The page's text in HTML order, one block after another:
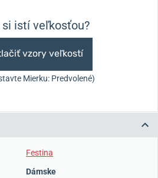
istí veľkosťou?
vzory veľkostí
Mierku: Predvolené)
Festina
Dámske